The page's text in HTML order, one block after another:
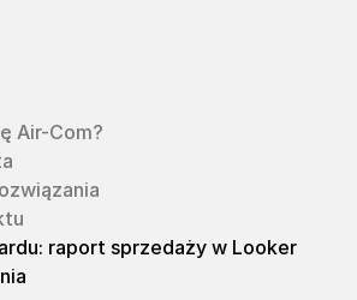
Air-Com?
raport sprzedaży w Looker